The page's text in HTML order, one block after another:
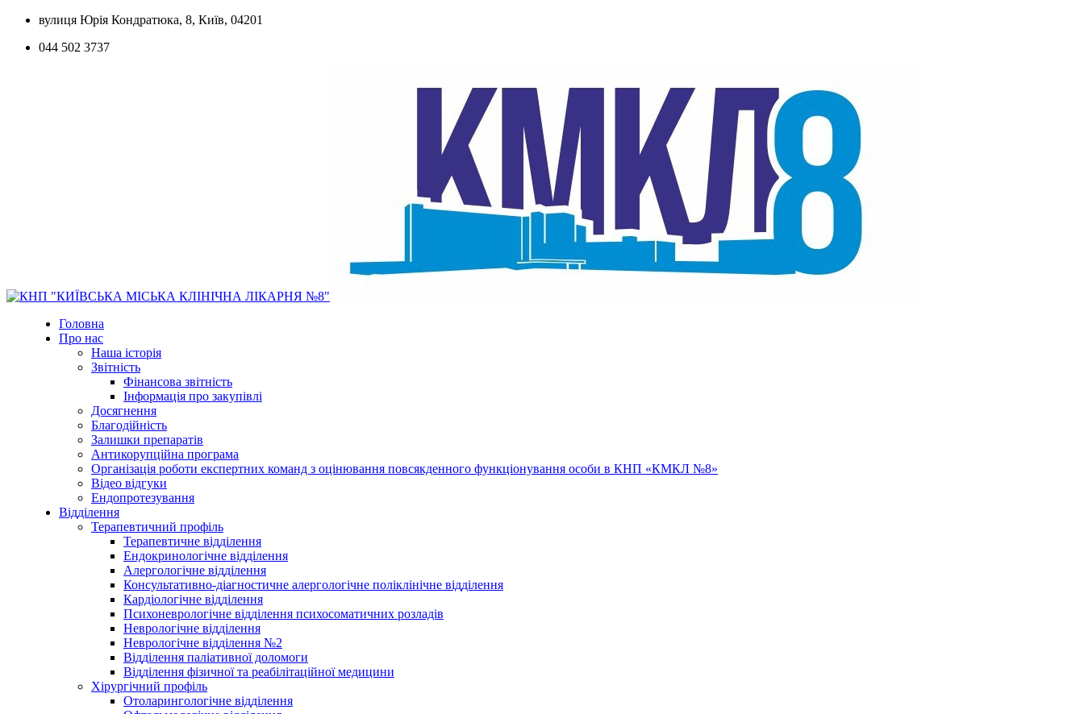
Skip
content
вулиця Юрія Кондратюка, 8, Київ, 04201
044 502 3737
Головна
Про нас
Наша історія
Звітність
Фінансова звітність
Інформація про закупівлі
Досягнення
Благодійність
Залишки препаратів
Антикорупційна програма
Організація роботи експертних команд з оцінювання повсякденного функціонування особи в КНП «КМКЛ №8»
Відео відгуки
Ендопротезування
Відділення
Терапевтичний профіль
Терапевтичне відділення
Ендокринологічне відділення
Алергологічне відділення
Консультативно-діагностичне алергологічне поліклінічне відділення
Кардіологічне відділення
Психоневрологічне відділення психосоматичних розладів
Неврологічне відділення
Неврологічне відділення №2
Відділення паліативної доломоги
Відділення фізичної та реабілітаційної медицини
Хірургічний профіль
Отоларингологічне відділення